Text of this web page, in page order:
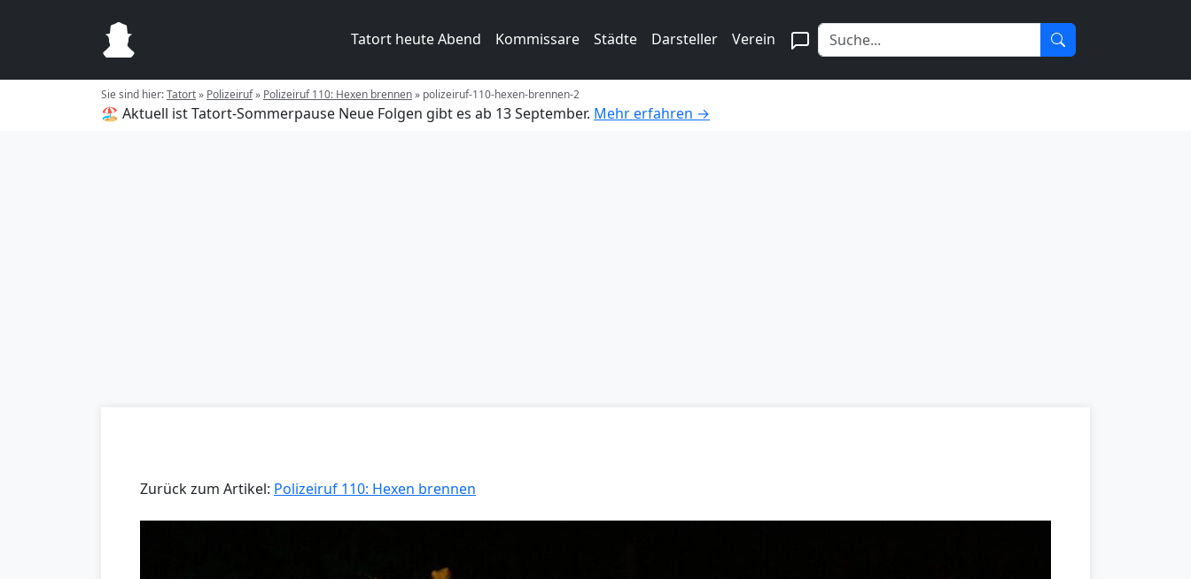
Tatort heute Abend Kommissare Städte Darsteller Verein
Sie sind hier:Tatort» Polizeiruf» Polizeiruf 110: Hexen brennen» polizeiruf-110-hexen-brennen-2
🏖️ Aktuell ist Tatort-Sommerpause Neue Folgen gibt es ab 13 September. Mehr erfahren →
Zurück zum Artikel: Polizeiruf 110: Hexen brennen